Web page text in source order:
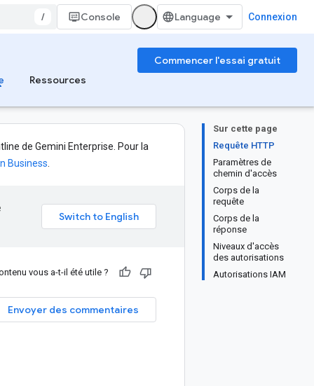
/ Console Connexion
Commencer l'essai gratuit
Ressources
Sur cette page
Requête HTTP
Paramètres de
chemin d'accès
Corps de la
requête
Corps de la
réponse
Niveaux d'accès
des autorisations
Autorisations IAM
de Gemini Enterprise. Pour la
Business
vous a-t-il été utile ?
Envoyer des commentaires